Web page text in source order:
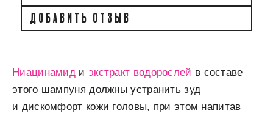
ДОБАВИТЬ ОТЗЫВ
Ниацинамид и экстракт водорослей в составе
этого шампуня должны устранить зуд
и дискомфорт кожи головы, при этом напитав